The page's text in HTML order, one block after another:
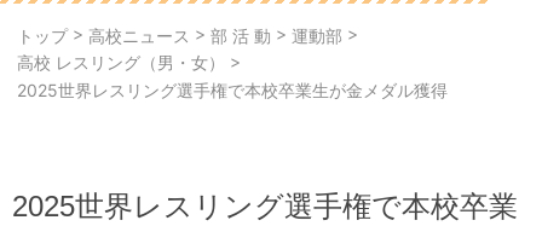
トップ> 高校ニュース > 部 活 動 > 運動部 >
高校 レスリング（男・女）
>
2025世界レスリング選手権で本校卒業生が金メダル獲得
2025世界レスリング選手権で本校卒業